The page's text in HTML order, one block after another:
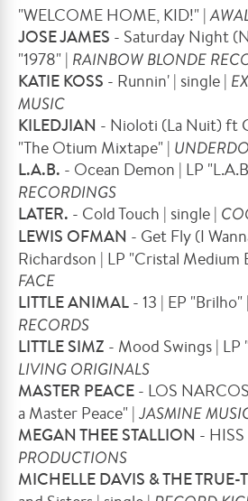
"WELCOME HOME, KID!" |
JOSE JAMES - Saturday Night
"1978" | RAINBOW BLONDE
KATIE KOSS - Runnin' | single |
MUSIC
KILEDJIAN - Nioloti (La Nuit) ft
"The Otium Mixtape" |
L.A.B. - Ocean Demon | LP
RECORDINGS
LATER. - Cold Touch | single |
LEWIS OFMAN - Get Fly (I
Richardson | LP "Cristal Medium
FACE
LITTLE ANIMAL - 13 | EP "Brilho" |
RECORDS
LITTLE SIMZ - Mood Swings | LP
LIVING ORIGINALS
MASTER PEACE - LOS
a Master Peace" | JASMINE
MEGAN THEE STALLION - HISS
PRODUCTIONS
MICHELLE DAVIS & THE TRUE-